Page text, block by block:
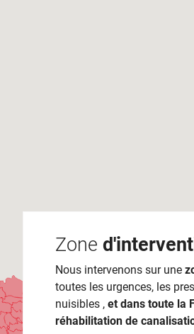
Zone
Nous intervenons sur une
toutes les urgences, les
nuisibles , et dans toute la
réhabilitation de